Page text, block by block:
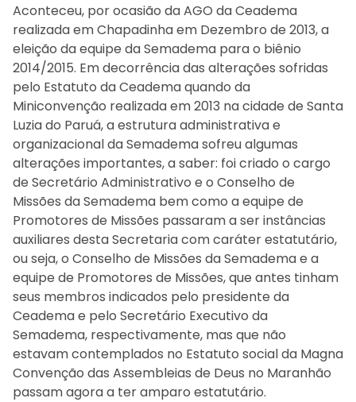
Aconteceu, por ocasião da AGO da Ceadema
realizada em Chapadinha em Dezembro de 2013, a
eleição da equipe da Semadema para o biênio
2014/2015. Em decorrência das alterações sofridas
pelo Estatuto da Ceadema quando da
Miniconvenção realizada em 2013 na cidade de Santa
Luzia do Paruá, a estrutura administrativa e
organizacional da Semadema sofreu algumas
alterações importantes, a saber: foi criado o cargo
de Secretário Administrativo e o Conselho de
Missões da Semadema bem como a equipe de
Promotores de Missões passaram a ser instâncias
auxiliares desta Secretaria com caráter estatutário,
ou seja, o Conselho de Missões da Semadema e a
equipe de Promotores de Missões, que antes tinham
seus membros indicados pelo presidente da
Ceadema e pelo Secretário Executivo da
Semadema, respectivamente, mas que não
estavam contemplados no Estatuto social da Magna
Convenção das Assembleias de Deus no Maranhão
passam agora a ter amparo estatutário.